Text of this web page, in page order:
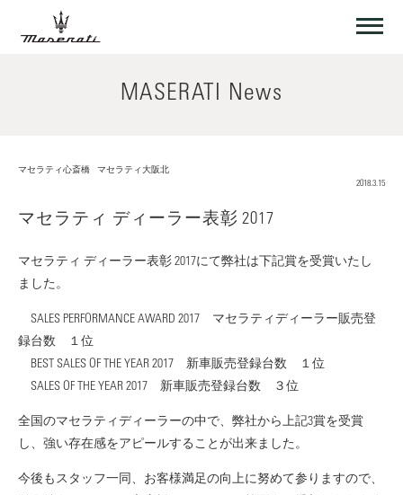
MASERATI News
マセラティ心斎橋
マセラティ大阪北
2018.3.15
マセラティ ディーラー表彰 2017
マセラティ ディーラー表彰 2017にて弊社は下記賞を受賞いたし
ました。
SALES PERFORMANCE AWARD 2017 マセラティディーラー販売登
録台数 １位
BEST SALES OF THE YEAR 2017 新車販売登録台数 １位
SALES OF THE YEAR 2017 新車販売登録台数 ３位
全国のマセラティディーラーの中で、弊社から上記3賞を受賞
し、強い存在感をアピールすることが出来ました。
今後もスタッフ一同、お客様満足の向上に努めて参りますので、